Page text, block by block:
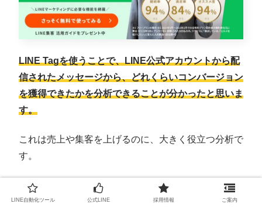
LINE Tagを使うことで、LINE公式アカウントから配
信されたメッセージから、どれくらいコンバージョン
を獲得できたかを分析できることが分かったと思いま
す。
これは売上や集客を上げるのに、大きく役立つ分析で
す。
ではコストカットの方はどうでしょうか？
LINE自動化ツール 公式LINE 採用情報 ご案内